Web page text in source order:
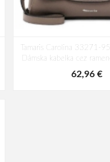
Tamaris Carolina 33271-
Dámska kabelka cez
62,96 €